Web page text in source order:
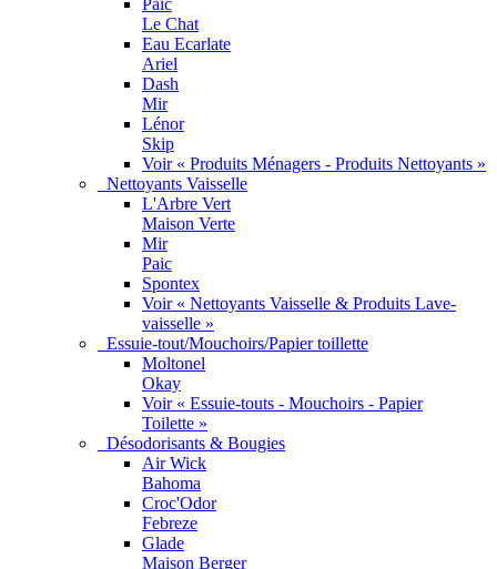
Paic
Le Chat
Eau Ecarlate
Ariel
Dash
Mir
Lénor
Skip
Voir « Produits Ménagers - Produits Nettoyants »
Nettoyants Vaisselle
L'Arbre Vert
Maison Verte
Mir
Paic
Spontex
Voir « Nettoyants Vaisselle & Produits Lave-
vaisselle »
Essuie-tout/Mouchoirs/Papier toillette
Moltonel
Okay
Voir « Essuie-touts - Mouchoirs - Papier
Toilette »
Désodorisants & Bougies
Air Wick
Bahoma
Croc'Odor
Febreze
Glade
Maison Berger